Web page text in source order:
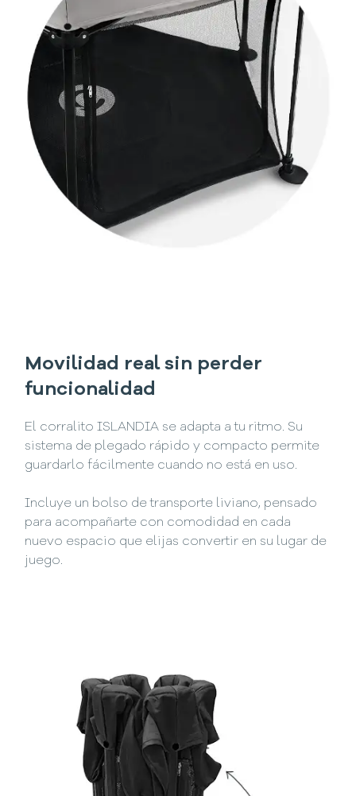
Movilidad real sin perder
funcionalidad
El corralito ISLANDIA se adapta a tu ritmo. Su
sistema de plegado rápido y compacto permite
guardarlo fácilmente cuando no está en uso.
Incluye un bolso de transporte liviano, pensado
para acompañarte con comodidad en cada
nuevo espacio que elijas convertir en su lugar de
juego.